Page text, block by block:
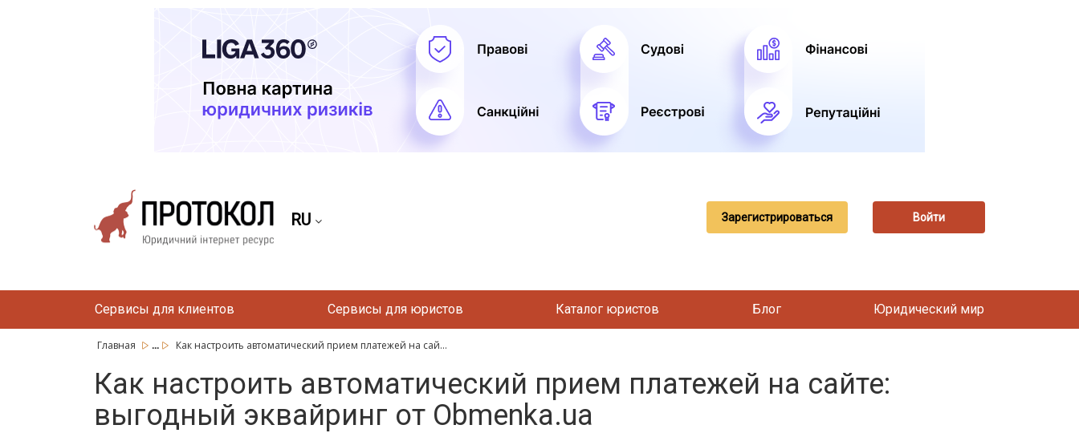
RU Зарегистрироваться Войти
Сервисы для клиентов Сервисы для юристов Каталог юристов Блог Юридический мир
Главная ... Как настроить автоматический прием платежей на сай...
Как настроить автоматический прием платежей на сайте:
выгодный эквайринг от Obmenka.ua